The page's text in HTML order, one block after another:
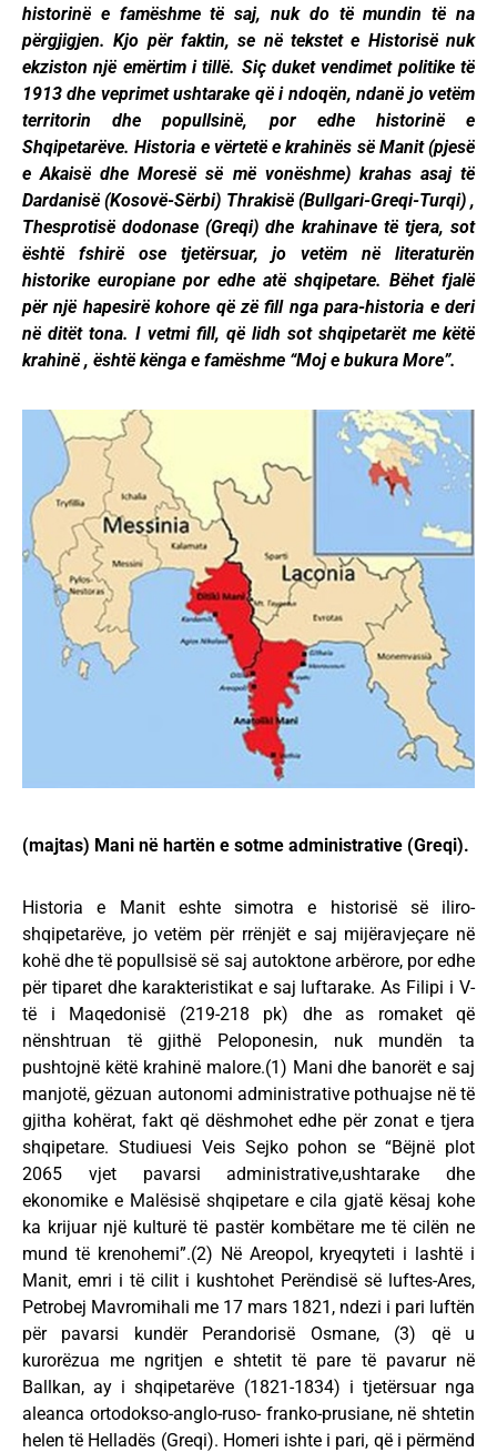
historinë e famëshme të saj, nuk do të mundin të na
përgjigjen. Kjo për faktin, se në tekstet e Historisë nuk
ekziston një emërtim i tillë. Siç duket vendimet politike të
1913 dhe veprimet ushtarake që i ndoqën, ndanë jo vetëm
territorin dhe popullsinë, por edhe historinë e
Shqipetarëve. Historia e vërtetë e krahinës së Manit (pjesë
e Akaisë dhe Moresë së më vonëshme) krahas asaj të
Dardanisë (Kosovë-Sërbi) Thrakisë (Bullgari-Greqi-Turqi) ,
Thesprotisë dodonase (Greqi) dhe krahinave të tjera, sot
është fshirë ose tjetërsuar, jo vetëm në literaturën
historike europiane por edhe atë shqipetare. Bëhet fjalë
për një hapesirë kohore që zë fill nga para-historia e deri
në ditët tona. I vetmi fill, që lidh sot shqipetarët me këtë
krahinë , është kënga e famëshme “Moj e bukura More”.
(majtas) Mani në hartën e sotme administrative (Greqi).
Historia e Manit eshte simotra e historisë së iliro-
shqipetarëve, jo vetëm për rrënjët e saj mijëravjeçare në
kohë dhe të popullsisë së saj autoktone arbërore, por edhe
për tiparet dhe karakteristikat e saj luftarake. As Filipi i V-
të i Maqedonisë (219-218 pk) dhe as romaket që
nënshtruan të gjithë Peloponesin, nuk mundën ta
pushtojnë këtë krahinë malore.(1) Mani dhe banorët e saj
manjotë, gëzuan autonomi administrative pothuajse në të
gjitha kohërat, fakt që dëshmohet edhe për zonat e tjera
shqipetare. Studiuesi Veis Sejko pohon se “Bëjnë plot
2065 vjet pavarsi administrative,ushtarake dhe
ekonomike e Malësisë shqipetare e cila gjatë kësaj kohe
ka krijuar një kulturë të pastër kombëtare me të cilën ne
mund të krenohemi”.(2) Në Areopol, kryeqyteti i lashtë i
Manit, emri i të cilit i kushtohet Perëndisë së luftes-Ares,
Petrobej Mavromihali me 17 mars 1821, ndezi i pari luftën
për pavarsi kundër Perandorisë Osmane, (3) që u
kurorëzua me ngritjen e shtetit të pare të pavarur në
Ballkan, ay i shqipetarëve (1821-1834) i tjetërsuar nga
aleanca ortodokso-anglo-ruso- franko-prusiane, në shtetin
helen të Helladës (Greqi). Homeri ishte i pari, që i përmënd